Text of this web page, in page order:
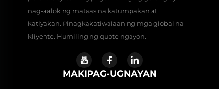
nag-aalok ng mataas na katumpakan at
katiyakan. Pinagkakatiwalaan ng mga global na
kliyente. Humiling ng quote ngayon.
MAKIPAG-UGNAYAN